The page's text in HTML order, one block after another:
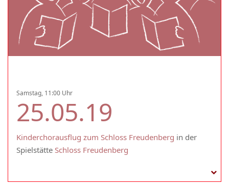
Samstag, 11:00 Uhr
25.05.19
Kinderchorausflug zum Schloss Freudenberg in der
Spielstätte Schloss Freudenberg